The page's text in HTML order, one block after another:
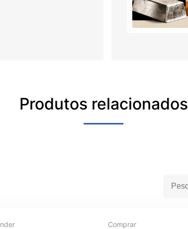
Produtos relacionados
Comprar